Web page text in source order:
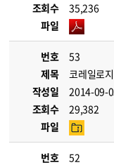
조회수
35,236
파일
번호
53
제목
코레일로
작성일
2014-09-
조회수
29,382
파일
번호
52